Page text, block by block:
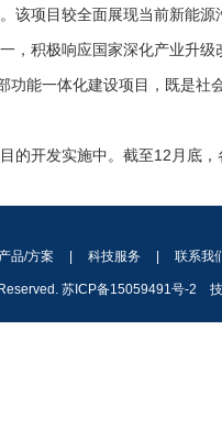
该项目较全面展现当前新能
，积极响应国家深化产业升
能一体化建设项目，既是社
的开发实施中。截至12 月底
产品/方案 科技服务 联系我
苏ICP备15059491号-2 技